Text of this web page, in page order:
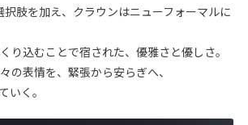
択肢を加え、クラウンはニューフォーマルに
り込むことで宿された、優雅さと優しさ。
の表情を、緊張から安らぎへ、
いく。